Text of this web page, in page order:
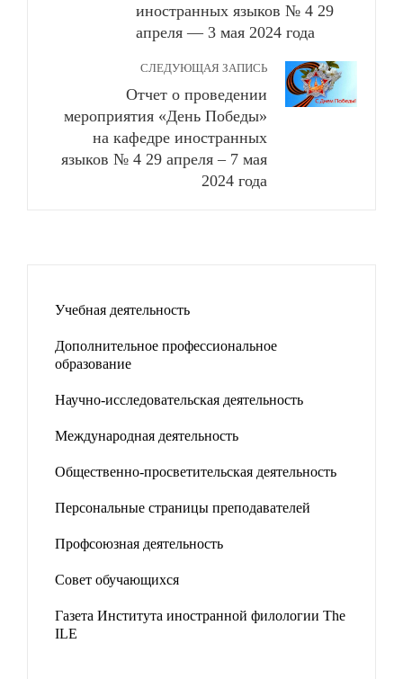
иностранных языков № 4 29
апреля — 3 мая 2024 года
СЛЕДУЮЩАЯ ЗАПИСЬ
Отчет о проведении
мероприятия «День Победы»
на кафедре иностранных
языков № 4 29 апреля – 7 мая
2024 года
Учебная деятельность
Дополнительное профессиональное
образование
Научно-исследовательская деятельность
Международная деятельность
Общественно-просветительская деятельность
Персональные страницы преподавателей
Профсоюзная деятельность
Совет обучающихся
Газета Института иностранной филологии The
ILE